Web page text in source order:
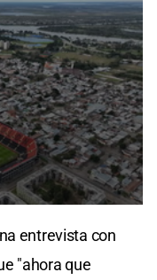
entrevista con
"ahora que